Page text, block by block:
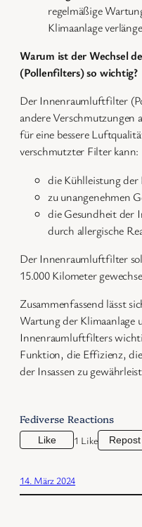
regelmäßige
Klimaanlage
Warum ist der Wechsel
(Pollenfilters) so wichtig?
Der Innenraumluftfilter
andere Verschmutzungen
für eine bessere
verschmutzter Filter kann:
die Kühlleistung der
zu unangenehmen
die Gesundheit der
durch allergische
Der Innenraumluftfilter
15.000 Kilometer
Zusammenfassend lässt
Wartung der Klimaanlage
Innenraumluftfilters
Funktion, die Effizienz,
der Insassen zu
Fediverse Reactions
Like 1 Like Repost
14. März 2024